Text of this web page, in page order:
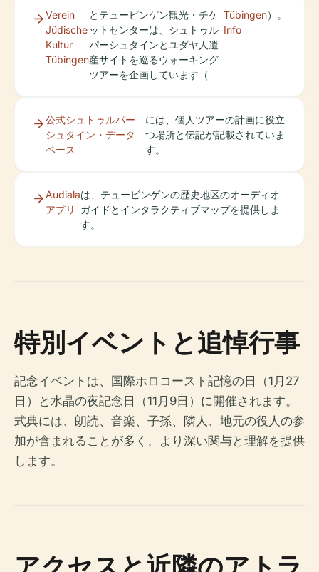
Verein
Jüdische
Kultur
Tübingen
とテュービンゲン観光・チケ
ットセンターは、シュトゥル
パーシュタインとユダヤ人遺
産サイトを巡るウォーキング
ツアーを企画しています（
Tübingen
Info
）。
公式シュトゥルパー
シュタイン・データ
ベース
には、個人ツアーの計画に役立
つ場所と伝記が記載されていま
す。
Audiala
アプリ
は、テュービンゲンの歴史地区のオーディオ
ガイドとインタラクティブマップを提供しま
す。
特別イベントと追悼行事
記念イベントは、国際ホロコースト記憶の日（1月27
日）と水晶の夜記念日（11月9日）に開催されます。
式典には、朗読、音楽、子孫、隣人、地元の役人の参
加が含まれることが多く、より深い関与と理解を提供
します。